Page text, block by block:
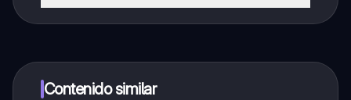
a determinadas funciones.
Contenido similar